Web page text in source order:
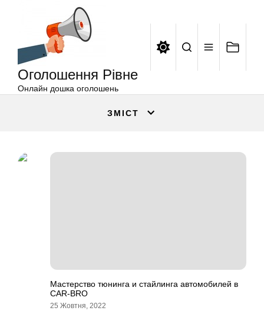
Оголошення Рівне
Онлайн дошка оголошень
ЗМІСТ
Мастерство тюнинга и стайлинга автомобилей в
CAR-BRO
25 Жовтня, 2022